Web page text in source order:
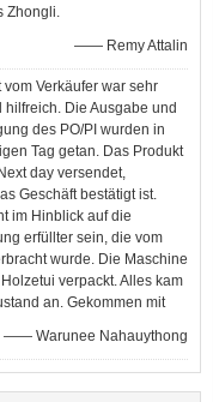
Zhongli.
—— Remy Attalin
vom Verkäufer war sehr
hilfreich. Die Ausgabe und
des PO/PI wurden in
Tag getan. Das Produkt
day versendet,
Geschäft bestätigt ist.
im Hinblick auf die
erfüllter sein, die vom
wurde. Die Maschine
verpackt. Alles kam
an. Gekommen mit
—— Warunee Nahauythong